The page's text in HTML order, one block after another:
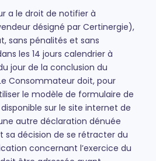
a le droit de notifier à
désigné par Certinergie),
sans pénalités et sans
les 14 jours calendrier à
jour de la conclusion du
Consommateur doit, pour
le modèle de formulaire de
sur le site internet de
autre déclaration dénuée
sa décision de se rétracter du
concernant l’exercice du